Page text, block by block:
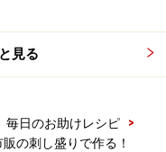
見る
毎日のお助けレシピ
>
の刺し盛りで作る！